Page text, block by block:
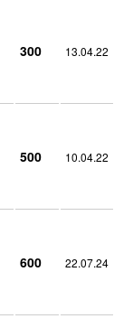
300 13.04.22
500 10.04.22
600 22.07.24